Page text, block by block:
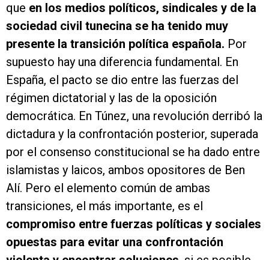
que en los medios políticos, sindicales y de la
sociedad civil tunecina se ha tenido muy
presente la transición política española. Por
supuesto hay una diferencia fundamental. En
España, el pacto se dio entre las fuerzas del
régimen dictatorial y las de la oposición
democrática. En Túnez, una revolución derribó la
dictadura y la confrontación posterior, superada
por el consenso constitucional se ha dado entre
islamistas y laicos, ambos opositores de Ben
Alí. Pero el elemento común de ambas
transiciones, el más importante, es el
compromiso entre fuerzas políticas y sociales
opuestas para evitar una confrontación